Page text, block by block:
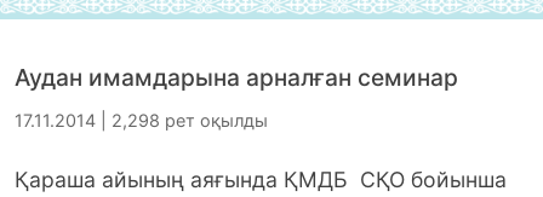
Аудан имамдарына арналған семинар
17.11.2014 | 2,298 рет оқылды
Қараша айының аяғында ҚМДБ СҚО бойынша